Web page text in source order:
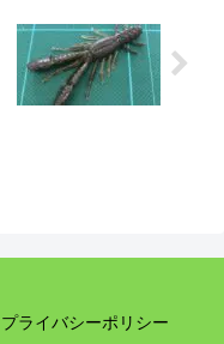
プライバシーポリシー